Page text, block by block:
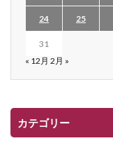
24 25
31
« 12月 2月 »
カテゴリー